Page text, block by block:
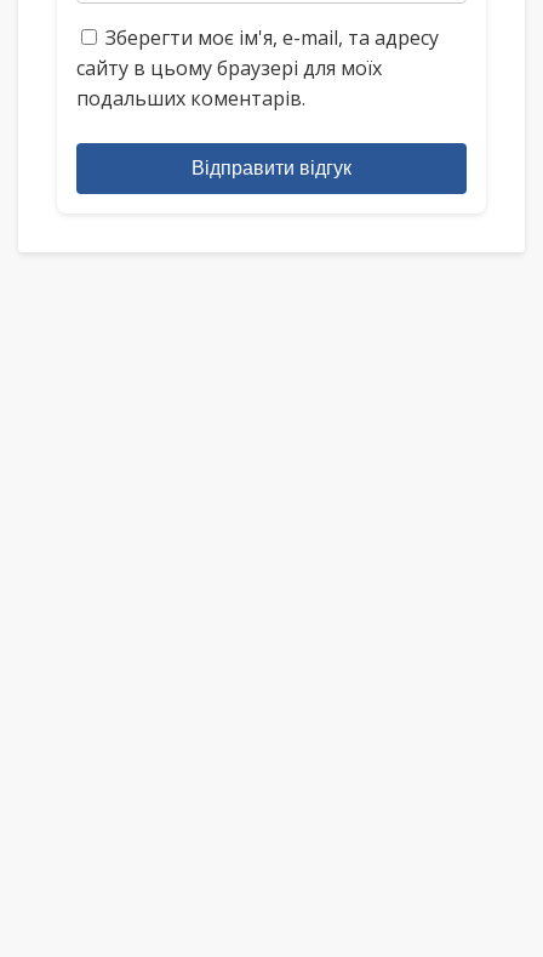
Зберегти моє ім'я, e-mail, та адресу
сайту в цьому браузері для моїх
подальших коментарів.
Відправити відгук